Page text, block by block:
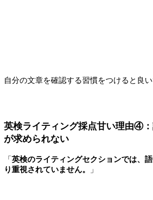
自分の文章を確認する習慣をつけると良い
英検ライティング採点甘い理由④
が求められない
「 英検のライティングセクションでは、
り重視されていません。
」